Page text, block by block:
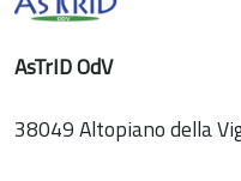
AsTrID OdV
38049 Altopiano della